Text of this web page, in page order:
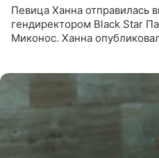
Певица Ханна отправилась
гендиректором Black Star
Миконос. Ханна